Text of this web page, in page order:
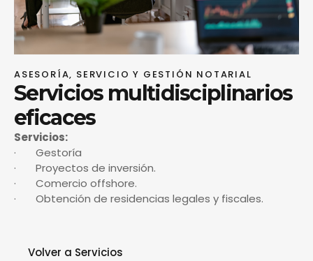
ASESORÍA, SERVICIO Y GESTIÓN NOTARIAL
Servicios multidisciplinarios
eficaces
Servicios:
· Gestoría
· Proyectos de inversión.
· Comercio offshore.
· Obtención de residencias legales y fiscales.
Volver a Servicios